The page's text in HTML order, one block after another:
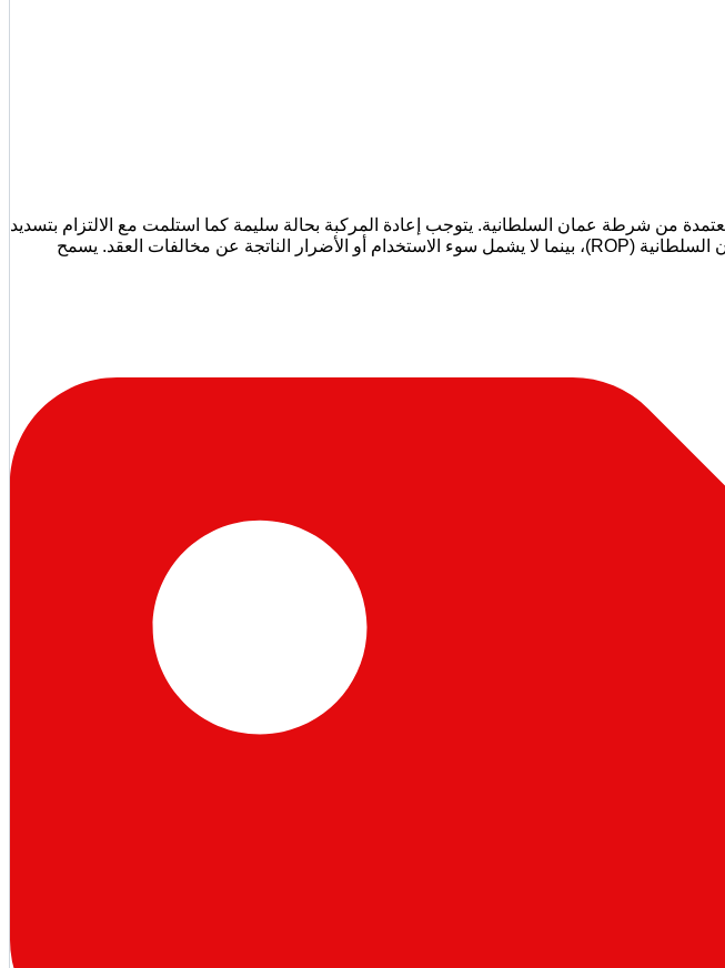
من شرطة عمان السلطانية. يتوجب إعادة المركبة بحالة سليمة كما استلمت مع الالتزام بتسديد
الوقود والمخالفات وأي أضرار غير مشمولة بالتأمين. يغطي التأمين الحوادث بشرط تقديم تقرير شرطة عمان السلطانية (ROP)، بينما لا يشمل سوء الاستخدام أو الأضرار الناتجة عن مخالفات العقد. يسمح